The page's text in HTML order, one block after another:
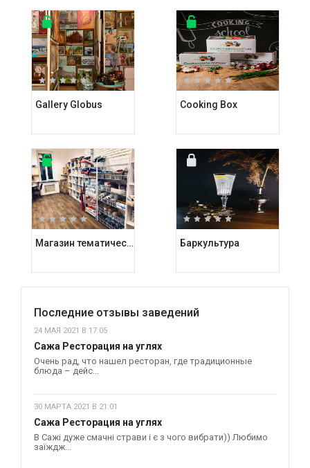
Gallery Globus Cooking Box
Магазин тематических подарков Kashalot Баркультура
Последние отзывы заведений
24 МАЯ 2021 В 17:05
Сажа Ресторация на углях
Очень рад, что нашел ресторан, где традиционные
блюда – дейс...
30 МАРТА 2021 В 21:01
Сажа Ресторация на углях
В Сажі дуже смачні страви і є з чого вибрати)) Любимо
заїждж...